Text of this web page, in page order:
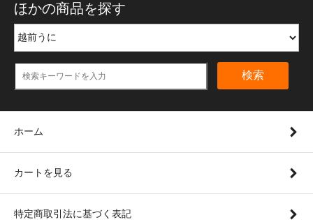
ほかの商品を探す
検索
ホーム
カートを見る
特定商取引法に基づく表記